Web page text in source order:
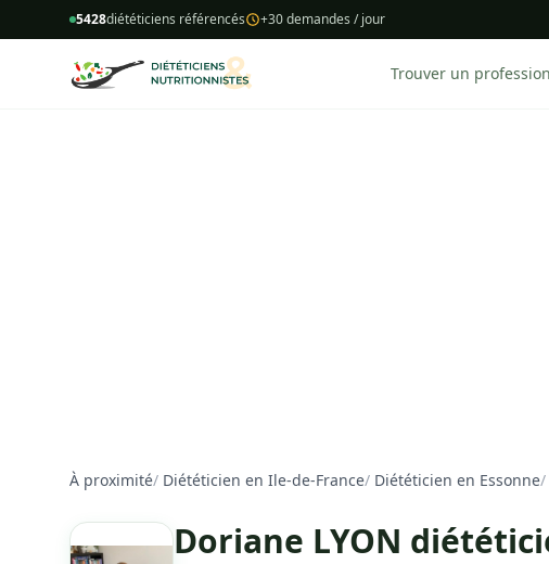
5428diététiciens référencés +30 demandes / jour
Trouver un
À proximité/ Diététicien en Ile-de-France/ Diététicien en Essonne/
Doriane LYON